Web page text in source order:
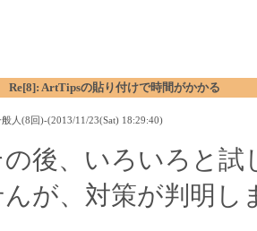
Re[8]: ArtTipsの貼り付けで時間がかかる
般人(8回)-(2013/11/23(Sat) 18:29:40)
の後、いろいろと試
が、対策が判明し